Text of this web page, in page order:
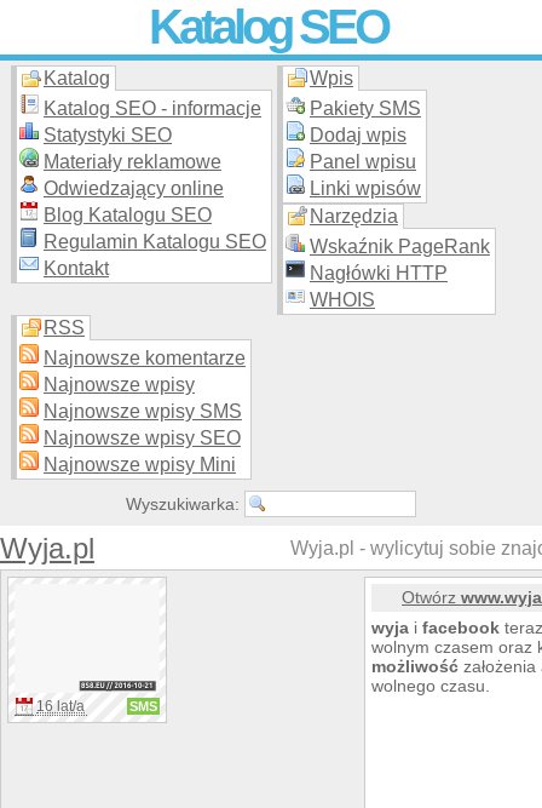
Katalog SEO
Skuteczna i promocja stron WWW –
moderowanego katalogu za darmo!
Katalog
Katalog SEO - informacje
Statystyki SEO
Materiały reklamowe
Odwiedzający online
Blog Katalogu SEO
Regulamin Katalogu SEO
Kontakt
Wpis
Pakiety SMS
Dodaj wpis
Panel wpisu
Linki wpisów
Narzędzia
Wskaźnik PageRank
Nagłówki HTTP
WHOIS
RSS
Najnowsze komentarze
Najnowsze wpisy
Najnowsze wpisy SMS
Najnowsze wpisy SEO
Najnowsze wpisy Mini
Wyszukiwarka:
Wyja.pl Wyja.pl - wylicytuj sobie
16 lat/a SMS
Otwórz
wyja ifacebook
wolnym czasem oraz
możliwość
wolnego czasu.